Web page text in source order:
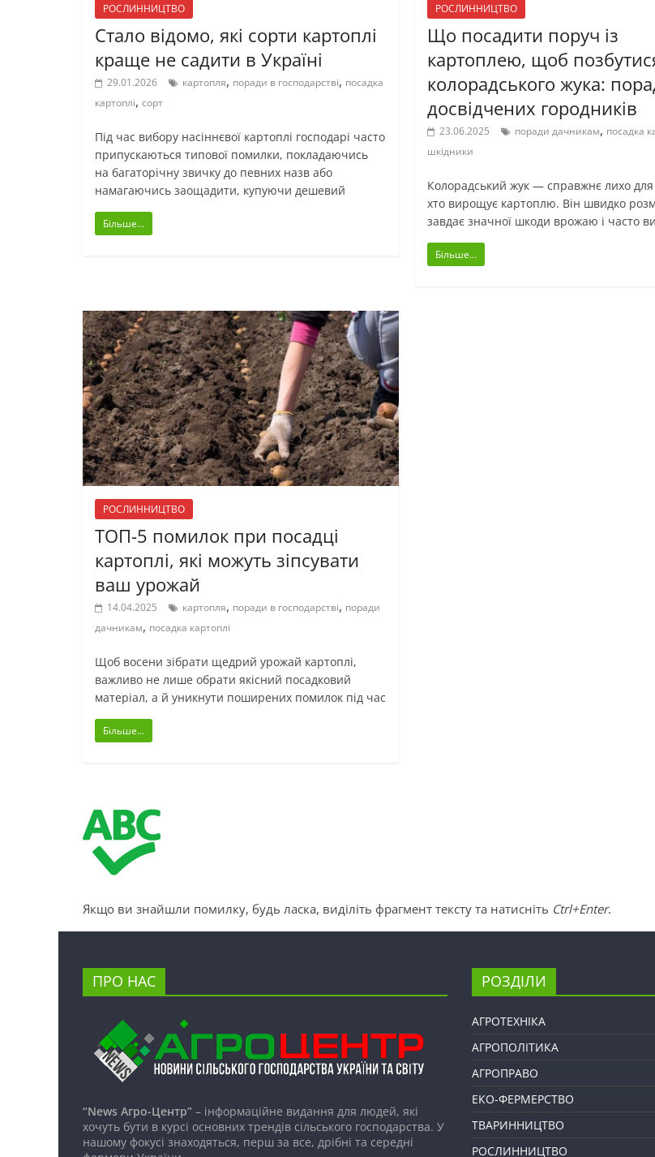
РОСЛИННИЦТВО
Стало відомо, які сорти картоплі
краще не садити в Україні
29.01.2026 картопля, поради в господарстві, посадка
картоплі, сорт
Під час вибору насіннєвої картоплі господарі часто
припускаються типової помилки, покладаючись
на багаторічну звичку до певних назв або
намагаючись заощадити, купуючи дешевий
Більше...
РОСЛИННИЦТВО
Що посадити поруч із
картоплею, щоб
колорадського жука:
досвідчених городників
23.06.2025 поради дачникам, посадка
шкідники
Колорадський жук — справжнє лихо для
хто вирощує картоплю. Він швидко
завдає значної шкоди врожаю і часто
Більше...
РОСЛИННИЦТВО
ТОП-5 помилок при посадці
картоплі, які можуть зіпсувати
ваш урожай
14.04.2025 картопля, поради в господарстві, поради
дачникам, посадка картоплі
Щоб восени зібрати щедрий урожай картоплі,
важливо не лише обрати якісний посадковий
матеріал, а й уникнути поширених помилок під час
Більше...
Якщо ви знайшли помилку, будь ласка, виділіть фрагмент тексту та натисніть Ctrl+Enter.
ПРО НАС
“News Агро-Центр” – інформаційне видання для людей, які
хочуть бути в курсі основних трендів сільського господарства. У
нашому фокусі знаходяться, перш за все, дрібні та середні
РОЗДІЛИ
АГРОТЕХНІКА
АГРОПОЛІТИКА
АГРОПРАВО
ЕКО-ФЕРМЕРСТВО
ТВАРИННИЦТВО
РОСЛИННИЦТВО